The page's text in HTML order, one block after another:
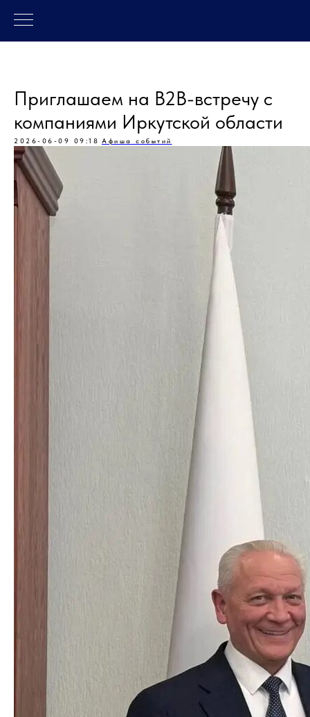
Приглашаем на B2B-встречу с
компаниями Иркутской области
2026-06-09 09:18 Афиша событий